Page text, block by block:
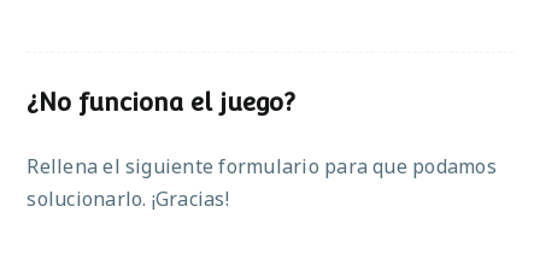
¿No funciona el juego?
Rellena el siguiente formulario para que podamos
solucionarlo. ¡Gracias!